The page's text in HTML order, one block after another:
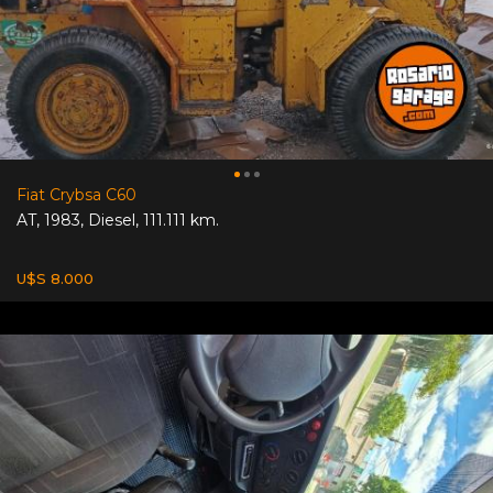
Fiat Crybsa C60
AT, 1983, Diesel, 111.111 km.
U$S 8.000